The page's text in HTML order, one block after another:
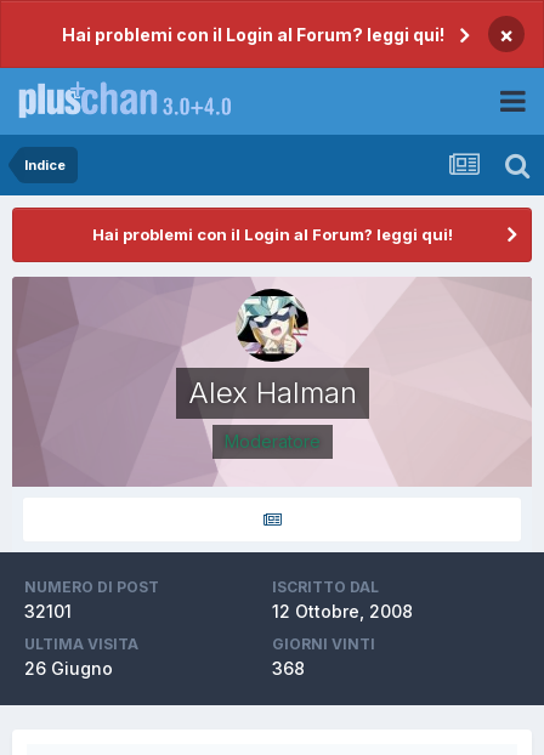
Hai problemi con il Login al Forum? leggi qui! ×
Indice
Hai problemi con il Login al Forum? leggi qui!
Alex Halman
Moderatore
NUMERO DI POST
32101
ISCRITTO DAL
12 Ottobre, 2008
ULTIMA VISITA
26 Giugno
GIORNI VINTI
368